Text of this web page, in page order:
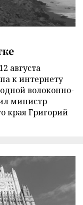
августа
к интернету
волоконно-
министр
края Григорий